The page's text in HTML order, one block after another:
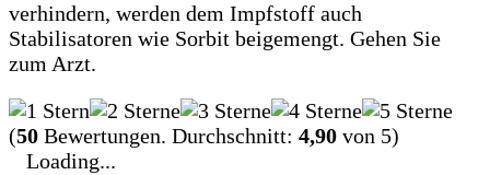
verhindern, werden dem Impfstoff auch
Stabilisatoren wie Sorbit beigemengt. Gehen Sie
zum Arzt.
(50 Bewertungen. Durchschnitt: 4,90 von 5)
Loading...